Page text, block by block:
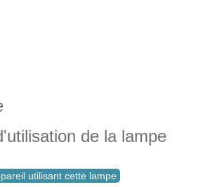
de la lampe
utilisant cette lampe